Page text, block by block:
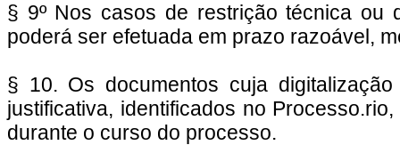
§ 9º Nos casos de restrição técnica ou
poderá ser efetuada em prazo razoável,
§ 10. Os documentos cuja
justificativa, identificados no
durante o curso do processo.